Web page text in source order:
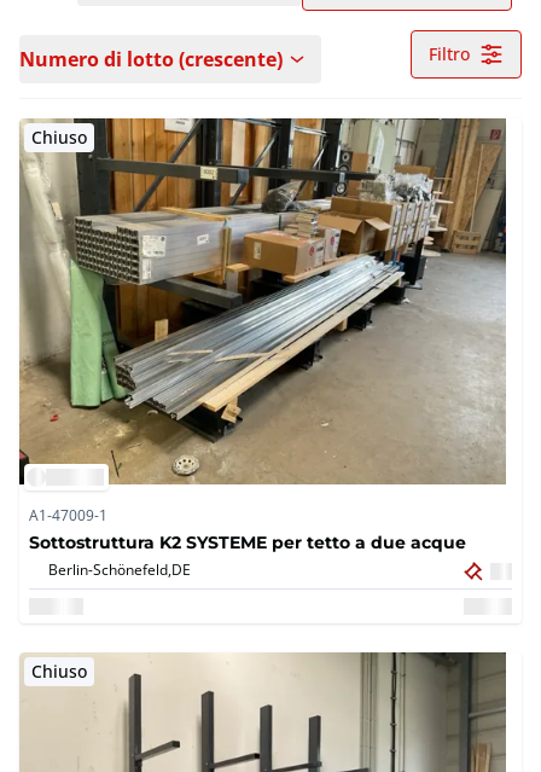
Numero di lotto (crescente) Filtro
Chiuso
A1-47009-1
Sottostruttura K2 SYSTEME per tetto a due acque
Berlin-Schönefeld,DE
Chiuso